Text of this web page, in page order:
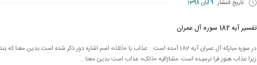
تاریخ انتشار 9 آبان 1398
تفسیر آیه 182 سوره آل عمران
در سوره مبارکه آل عمران آیه 182 آمده است: عذاب با «ذَلِكَ» اسم اشاره دور ذکر شده است بدین
زیرا عذاب هنوز فرا نرسیده است. مشارٌالیه «ذلک» عذاب است بدین معنا ...